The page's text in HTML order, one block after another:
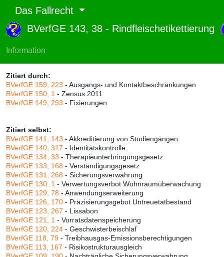
Das Fallrecht
BVerfGE 143, 38 - Rindfleischetikettierung
Information
Abruf und Rang:
RTF-Version
Zitiert durch:
BVerfGE 159, 223 - Ausgangs- und Kontaktbeschränkungen
BVerfGE 150, 1 - Zensus 2011
BVerfGE 149, 293 - Fixierungen
Zitiert selbst:
BVerfGE 141, 143 - Akkreditierung von Studiengängen
BVerfGE 140, 317 - Identitätskontrolle
BVerfGE 134, 33 - Therapieunterbringungsgesetz
BVerfGE 133, 168 - Verständigungsgesetz
BVerfGE 131, 268 - Sicherungsverwahrung
BVerfGE 130, 1 - Verwertungsverbot Wohnraumüberwachung
BVerfGE 129, 78 - Anwendungserweiterung
BVerfGE 126, 170 - Präzisierungsgebot Untreuetatbestand
BVerfGE 123, 267 - Lissabon
BVerfGE 121, 1 - Vorratsdatenspeicherung
BVerfGE 120, 224 - Geschwisterbeischlaf
BVerfGE 118, 79 - Treibhausgas-Emissionsberechtigungen
BVerfGE 113, 167 - Risikostrukturausgleich